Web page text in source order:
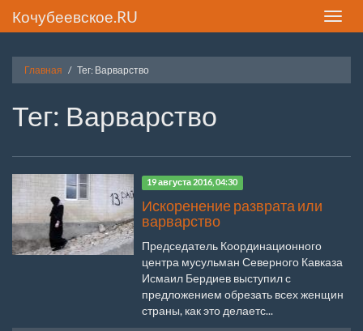
Toggle
Кочубеевское.RU
Главная Тег: Варварство
Тег: Варварство
19 августа 2016, 04:30
Искоренение разврата или
варварство
Председатель Координационного
центра мусульман Северного Кавказа
Исмаил Бердиев выступил с
предложением обрезать всех женщин
страны, как это делаетс...